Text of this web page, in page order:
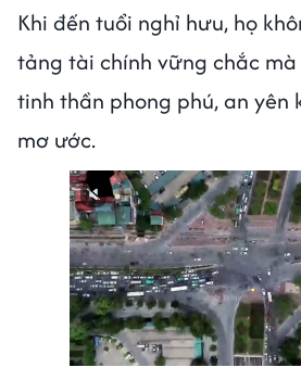
Khi đến tuổi nghỉ hưu, họ
tảng tài chính vững chắc mà
tinh thần phong phú, an yên
mơ ước.